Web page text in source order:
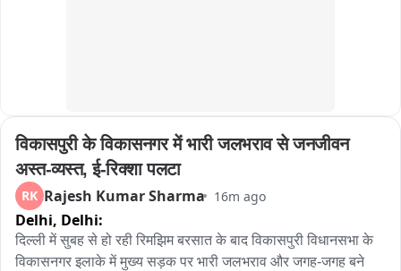
विकासपुरी के विकासनगर में भारी जलभराव से जनजीवन
अस्त-व्यस्त, ई-रिक्शा पलटा
RK Rajesh Kumar Sharma 16m ago
Delhi, Delhi:
दिल्ली में सुबह से हो रही रिमझिम बरसात के बाद विकासपुरी विधानसभा के
विकासनगर इलाके में मुख्य सड़क पर भारी जलभराव और जगह-जगह बने